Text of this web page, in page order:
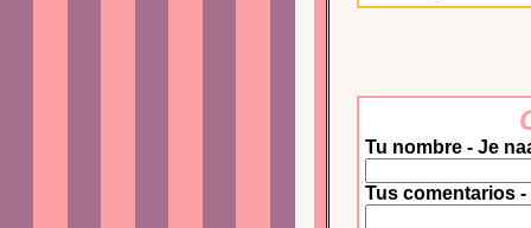
Tu nombre - Je
Tus comentarios